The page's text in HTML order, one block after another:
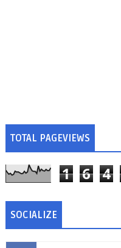
TOTAL PAGEVIEWS
1 6 4
SOCIALIZE